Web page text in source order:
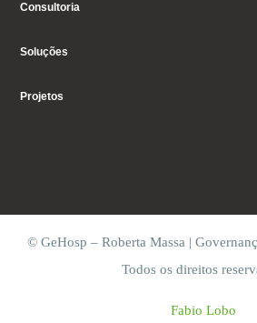
Consultoria
Soluções
Projetos
© GeHosp – Roberta Massa |
Todos os direitos
Fabio Lobo